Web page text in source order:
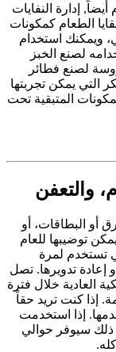
أيضاً, إدارة النفايات
الطعام كمكونات
ويمكنك استخدام
لصنع الخبز
لصنع فطائر
التي يمكن تجربتها
المتبقية تحت
والتعفن
أو البطاقات، أو
توضيبها للعام
تستخدم لمرة
إعادة تدويرها. تصل
العادية خلال فترة
إذا كنت تريد حقاً
إذا استخدمت
سيوفر حوالي